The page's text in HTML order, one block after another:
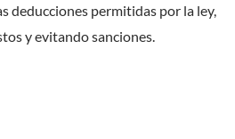
deducciones permitidas por la ley,
y evitando sanciones.